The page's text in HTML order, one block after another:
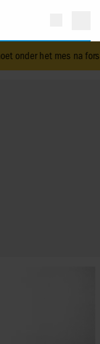
na fors bloedverlies: